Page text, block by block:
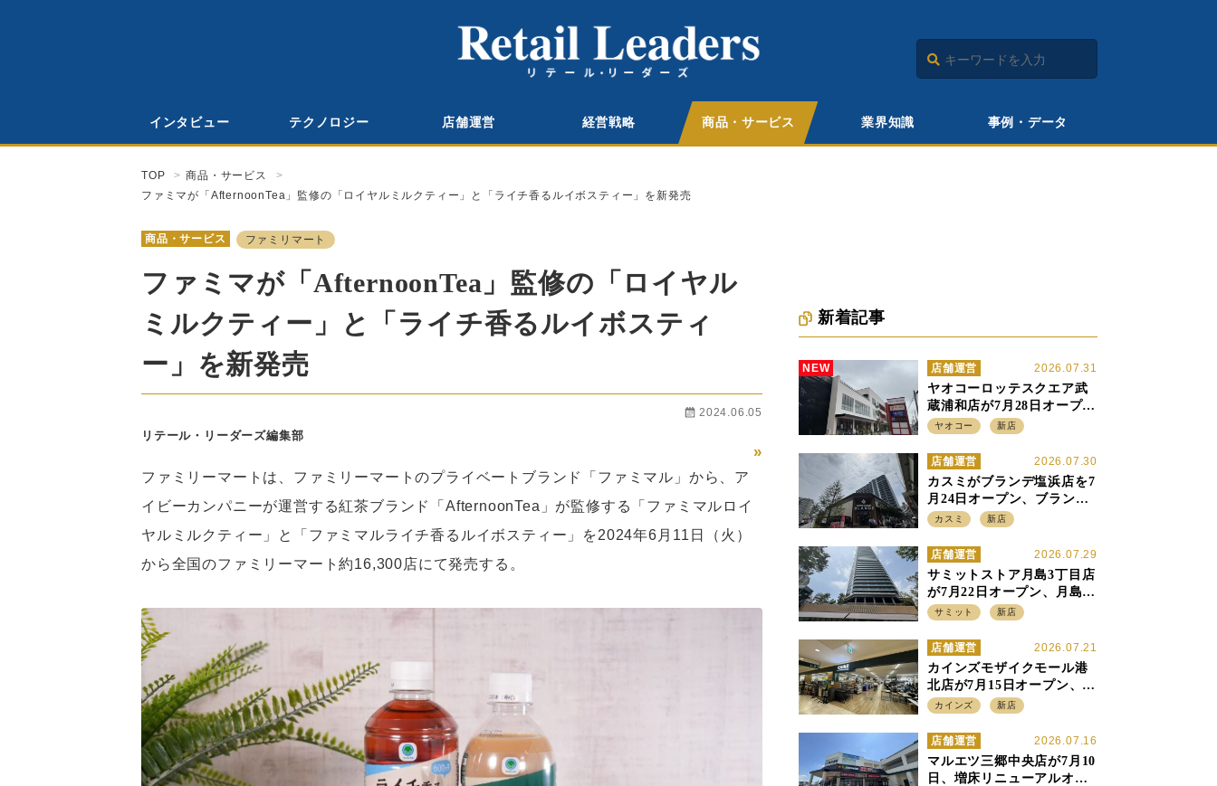
インタビュー テクノロジー 店舗運営 経営戦略 商品・サービス 業界知識 事例・データ
TOP
商品・サービス
ファミマが「AfternoonTea」監修の「ロイヤルミルクティー」と「ライチ香るルイボスティー」を新発売
商品・サービス ファミリマート
ファミマが「AfternoonTea」監修の「ロイヤル
ミルクティー」と「ライチ香るルイボスティ
ー」を新発売
2024.06.05
リテール・リーダーズ編集部
»
ファミリーマートは、ファミリーマートのプライベートブランド「ファミマル」から、ア
イビーカンパニーが運営する紅茶ブランド「AfternoonTea」が監修する「ファミマルロイ
ヤルミルクティー」と「ファミマルライチ香るルイボスティー」を2024年6月11日（火）
から全国のファミリーマート約16,300店にて発売する。
新着記事
NEW 2026.07.31
店舗運営
ヤオコーロッテスクエア武
蔵浦和店が7月28日オープ
ン、至近の惣菜繁盛店・武
すみ分け
ヤオコー 新店
2026.07.30
店舗運営
カスミがブランデ塩浜店を7
月24日オープン、ブランデ5
店目は生鮮、デリカ強化の
入れ
カスミ 新店
2026.07.29
店舗運営
サミットストア月島3丁目店
が7月22日オープン、月島の
58階建てタワーマンション1
を出店
サミット 新店
2026.07.21
店舗運営
カインズモザイクモール港
北店が7月15日オープン、出
店強化の神奈川県、駅前
カインズ 新店
2026.07.16
店舗運営
マルエツ三郷中央店が7月10
日、増床リニューアルオー